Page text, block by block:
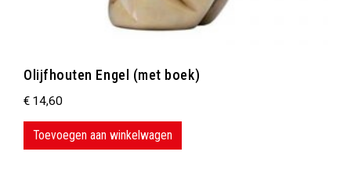
Olijfhouten Engel (met boek)
€ 14,60
Toevoegen aan winkelwagen